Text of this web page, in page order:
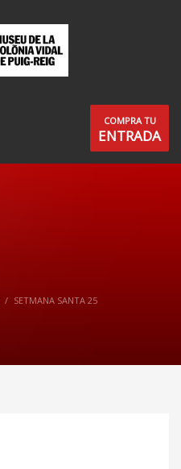
COMPRA TU
ENTRADA
SETMANA SANTA 25